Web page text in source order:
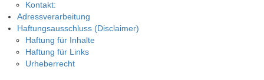
Kontakt:
Adressverarbeitung
Haftungsausschluss (Disclaimer)
Haftung für Inhalte
Haftung für Links
Urheberrecht